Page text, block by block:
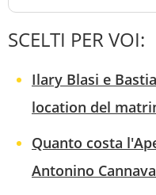
SCELTI PER VOI:
Ilary Blasi e
location del
Quanto costa
Antonino